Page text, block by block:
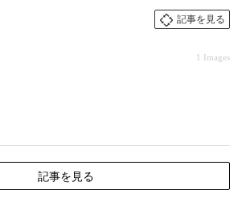
記事を見る
1 Images
記事を見る